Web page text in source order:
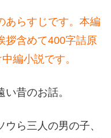
あらすじです。本編
拶含めて400字詰原
編小説です。
昔のお話。
ら三人の男の子、